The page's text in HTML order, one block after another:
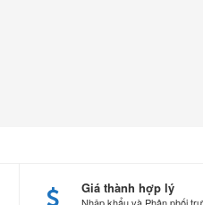
Giá thành hợp lý